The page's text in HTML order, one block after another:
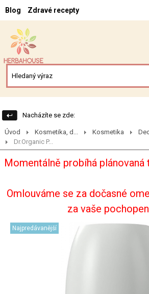
Blog Zdravé recepty
Nacházíte se zde:
Úvod Kosmetika, d... Kosmetika
Dr.Organic P...
Momentálně probíhá plánovaná
Omlouváme se za dočasné
za vaše
Najpredávanější